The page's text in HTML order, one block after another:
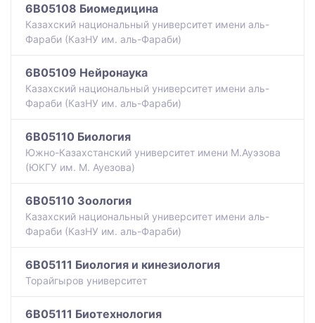
6B05108 Биомедицина
Казахский национальный университет имени аль-
Фараби (КазНУ им. аль-Фараби)
6B05109 Нейронаука
Казахский национальный университет имени аль-
Фараби (КазНУ им. аль-Фараби)
6B05110 Биология
Южно-Казахстанский университет имени М.Ауэзова
(ЮКГУ им. М. Ауезова)
6B05110 Зоология
Казахский национальный университет имени аль-
Фараби (КазНУ им. аль-Фараби)
6B05111 Биология и кинезиология
Торайгыров университет
6B05111 Биотехнология